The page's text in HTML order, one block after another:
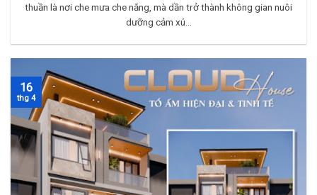
thuần là nơi che mưa che nắng, mà dần trở thành không gian nuôi
dưỡng cảm xú...
16
thg 4